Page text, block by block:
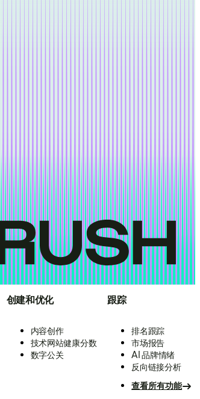
创建和优化
内容创作
技术网站健康分数
数字公关
跟踪
排名跟踪
市场报告
AI 品牌情绪
反向链接分析
查看所有功能